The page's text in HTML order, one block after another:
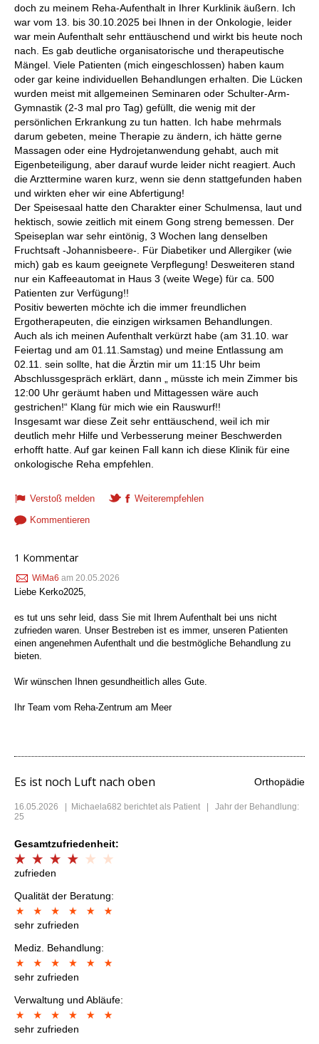
doch zu meinem Reha-Aufenthalt in Ihrer Kurklinik äußern. Ich
war vom 13. bis 30.10.2025 bei Ihnen in der Onkologie, leider
war mein Aufenthalt sehr enttäuschend und wirkt bis heute noch
nach. Es gab deutliche organisatorische und therapeutische
Mängel. Viele Patienten (mich eingeschlossen) haben kaum
oder gar keine individuellen Behandlungen erhalten. Die Lücken
wurden meist mit allgemeinen Seminaren oder Schulter-Arm-
Gymnastik (2-3 mal pro Tag) gefüllt, die wenig mit der
persönlichen Erkrankung zu tun hatten. Ich habe mehrmals
darum gebeten, meine Therapie zu ändern, ich hätte gerne
Massagen oder eine Hydrojetanwendung gehabt, auch mit
Eigenbeteiligung, aber darauf wurde leider nicht reagiert. Auch
die Arzttermine waren kurz, wenn sie denn stattgefunden haben
und wirkten eher wir eine Abfertigung!
Der Speisesaal hatte den Charakter einer Schulmensa, laut und
hektisch, sowie zeitlich mit einem Gong streng bemessen. Der
Speiseplan war sehr eintönig, 3 Wochen lang denselben
Fruchtsaft -Johannisbeere-. Für Diabetiker und Allergiker (wie
mich) gab es kaum geeignete Verpflegung! Desweiteren stand
nur ein Kaffeeautomat in Haus 3 (weite Wege) für ca. 500
Patienten zur Verfügung!!
Positiv bewerten möchte ich die immer freundlichen
Ergotherapeuten, die einzigen wirksamen Behandlungen.
Auch als ich meinen Aufenthalt verkürzt habe (am 31.10. war
Feiertag und am 01.11.Samstag) und meine Entlassung am
02.11. sein sollte, hat die Ärztin mir um 11:15 Uhr beim
Abschlussgespräch erklärt, dann „ müsste ich mein Zimmer bis
12:00 Uhr geräumt haben und Mittagessen wäre auch
gestrichen!“ Klang für mich wie ein Rauswurf!!
Insgesamt war diese Zeit sehr enttäuschend, weil ich mir
deutlich mehr Hilfe und Verbesserung meiner Beschwerden
erhofft hatte. Auf gar keinen Fall kann ich diese Klinik für eine
onkologische Reha empfehlen.
Verstoß melden
Weiterempfehlen
Kommentieren
1 Kommentar
WiMa6 am 20.05.2026
Liebe Kerko2025,
es tut uns sehr leid, dass Sie mit Ihrem Aufenthalt bei uns nicht
zufrieden waren. Unser Bestreben ist es immer, unseren Patienten
einen angenehmen Aufenthalt und die bestmögliche Behandlung zu
bieten.
Wir wünschen Ihnen gesundheitlich alles Gute.
Ihr Team vom Reha-Zentrum am Meer
Es ist noch Luft nach oben Orthopädie
16.05.2026 | Michaela682 berichtet als Patient | Jahr der Behandlung:
25
Gesamtzufriedenheit:
zufrieden
Qualität der Beratung:
sehr zufrieden
Mediz. Behandlung:
sehr zufrieden
Verwaltung und Abläufe:
sehr zufrieden